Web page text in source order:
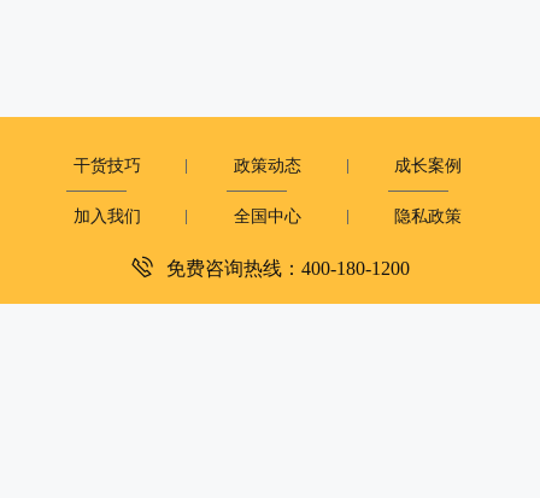
干货技巧 政策动态 成长案例
加入我们 全国中心 隐私政策
深圳市复米健康科技有限公司
免费咨询热线：400-180-1200